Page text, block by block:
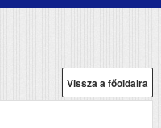
Vissza a főoldalra